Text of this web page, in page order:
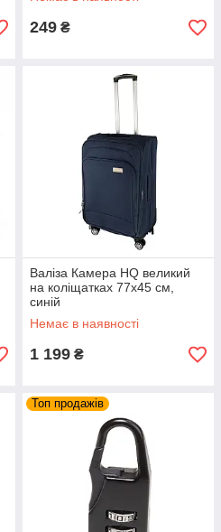
249 ₴
Валіза Камера HQ великий
на коліщатках 77х45 см,
синій
Немає в наявності
1 199 ₴
Топ продажів